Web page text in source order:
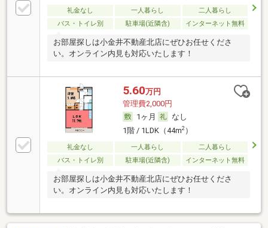
礼金なし 一人暮らし
二人暮らし
バス・トイレ別
駐車場(近隣含) インターネット無料
お部屋探しは小金井不動産北店にぜひお任せくださ
い。オンライン内見も対応いたします！
5.60万円
管理費2,000円
1ヶ月
なし
1階 / 1LDK（44m2）
礼金なし 一人暮らし
二人暮らし
バス・トイレ別
駐車場(近隣含) インターネット無料
お部屋探しは小金井不動産北店にぜひお任せくださ
い。オンライン内見も対応いたします！